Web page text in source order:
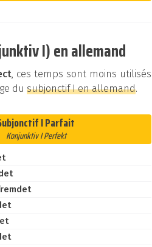
I) en allemand
, ces temps sont moins utilisés
du subjonctif I en allemand.
I Parfait
Konjunktiv I Perfekt